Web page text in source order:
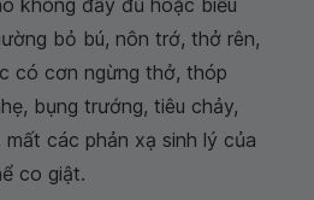
không đầy đủ hoặc biểu
bỏ bú, nôn trớ, thở rên,
có cơn ngừng thở, thóp
bụng trướng, tiêu chảy,
các phản xạ sinh lý của
co giật.